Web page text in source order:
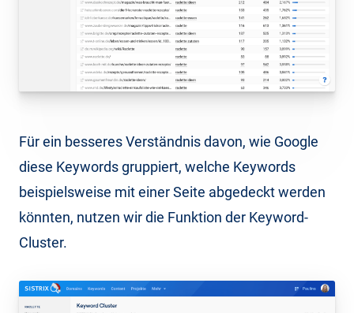
Für ein besseres Verständnis davon, wie Google
diese Keywords gruppiert, welche Keywords
beispielsweise mit einer Seite abgedeckt werden
könnten, nutzen wir die Funktion der Keyword-
Cluster.